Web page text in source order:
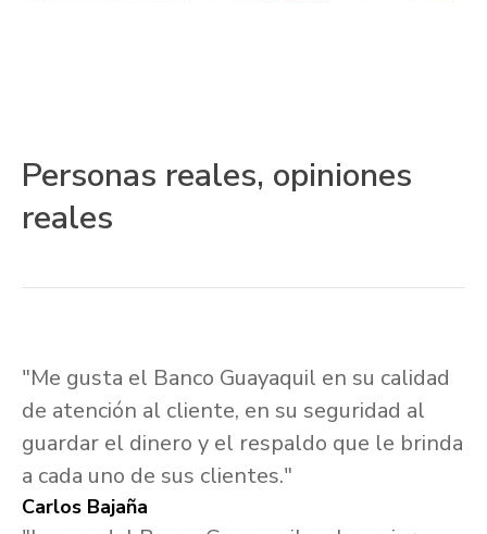
Personas reales, opiniones
reales
"Me gusta el Banco Guayaquil en su calidad
de atención al cliente, en su seguridad al
guardar el dinero y el respaldo que le brinda
a cada uno de sus clientes."
Carlos Bajaña